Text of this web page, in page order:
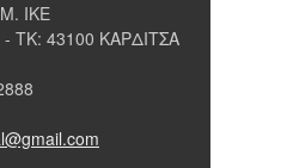
ΙΚΕ
ΤΚ: 43100 ΚΑΡΔΙΤΣΑ